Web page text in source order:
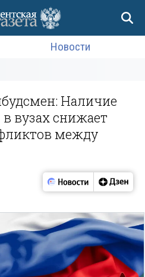
Новости
Наличие
вузах снижает
между